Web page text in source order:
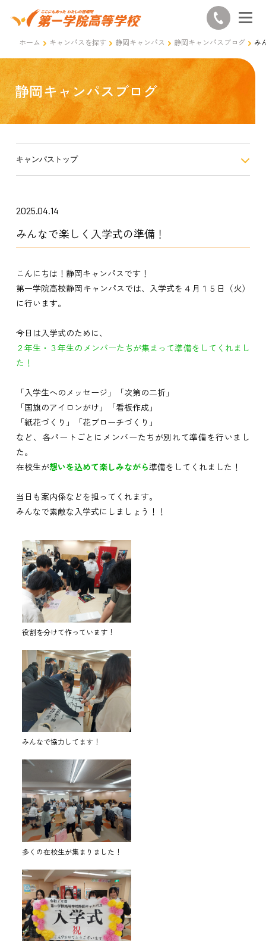
ホーム キャンパスを探す 静岡キャンパス 静岡キャンパスブログ み
静岡キャンパスブログ
キャンパストップ
2025.04.14
みんなで楽しく入学式の準備！
こんにちは！静岡キャンパスです！
第一学院高校静岡キャンパスでは、入学式を４月１５日（火）
に行います。
今日は入学式のために、
２年生・３年生のメンバーたちが集まって準備をしてくれまし
た！
「入学生へのメッセージ」「次第の二折」
「国旗のアイロンがけ」「看板作成」
「紙花づくり」「花ブローチづくり」
など、各パートごとにメンバーたちが別れて準備を行いまし
た。
在校生が想いを込めて楽しみながら準備をしてくれました！
当日も案内係などを担ってくれます。
みんなで素敵な入学式にしましょう！！
役割を分けて作っています！
みんなで協力してます！
多くの在校生が集まりました！